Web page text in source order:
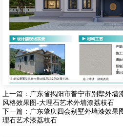
上一篇： 广东省揭阳市普宁市别墅外墙
风格效果图-大理石艺术外墙漆荔枝石
下一篇： 广东肇庆四会别墅外墙漆效果
理石艺术漆荔枝石